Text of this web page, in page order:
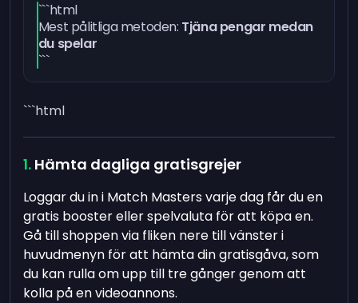
```html
Mest pålitliga metoden: Tjäna pengar medan
du spelar
```
```html
Hämta dagliga gratisgrejer
Loggar du in i Match Masters varje dag får du en
gratis booster eller spelvaluta för att köpa en.
Gå till shoppen via fliken nere till vänster i
huvudmenyn för att hämta din gratisgåva, som
du kan rulla om upp till tre gånger genom att
kolla på en videoannons.